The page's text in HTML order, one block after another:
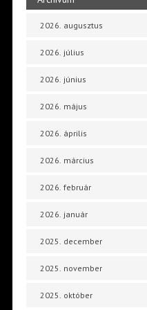
2026. augusztus
2026. július
2026. június
2026. május
2026. április
2026. március
2026. február
2026. január
2025. december
2025. november
2025. október